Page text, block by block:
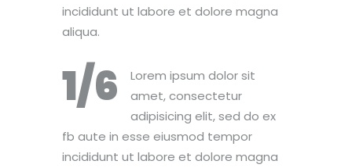
incididunt ut labore et dolore magna
aliqua.
1/6
Lorem ipsum dolor sit
amet, consectetur
adipisicing elit, sed do ex
fb aute in esse eiusmod tempor
incididunt ut labore et dolore magna